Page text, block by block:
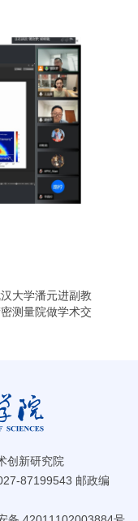
大学潘元进副教
测量院做学术交
创新研究院
87199543 邮政编